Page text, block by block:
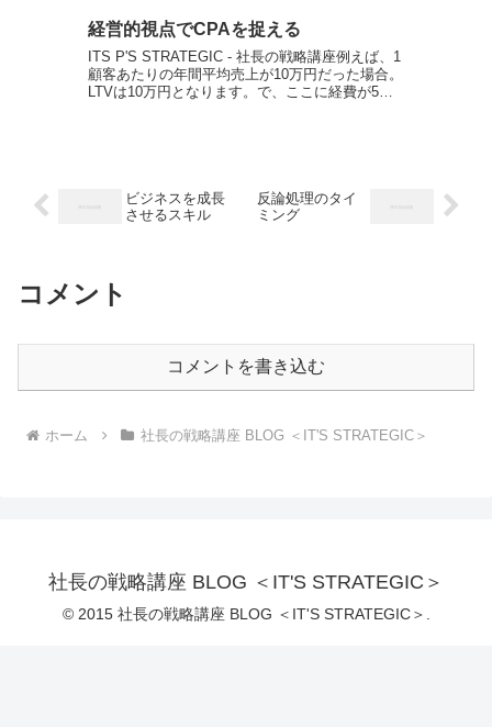
経営的視点でCPAを捉える
ITS P'S STRATEGIC - 社長の戦略講座例えば、1
顧客あたりの年間平均売上が10万円だった場合。
LTVは10万円となります。で、ここに経費が5万
ビジネスを成長
させるスキル
反論処理のタイ
ミング
コメント
コメントを書き込む
ホーム 社長の戦略講座 BLOG ＜IT'S STRATEGIC＞
社長の戦略講座 BLOG ＜IT'S STRATEGIC＞
© 2015 社長の戦略講座 BLOG ＜IT'S STRATEGIC＞.